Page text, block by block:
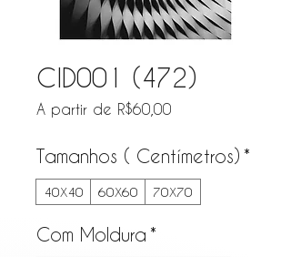
CID001 (472)
A partir de R$60,00
Tamanhos ( Centímetros) *
40X40 60X60 70X70
Com Moldura *